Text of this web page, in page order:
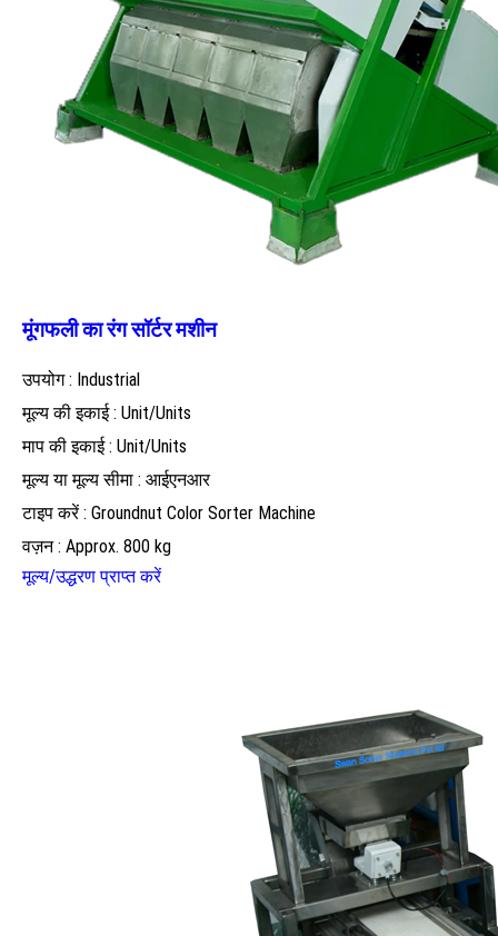
मूंगफली का रंग सॉर्टर मशीन
उपयोग : Industrial
मूल्य की इकाई : Unit/Units
माप की इकाई : Unit/Units
मूल्य या मूल्य सीमा : आईएनआर
टाइप करें : Groundnut Color Sorter Machine
वज़न : Approx. 800 kg
मूल्य/उद्धरण प्राप्त करें